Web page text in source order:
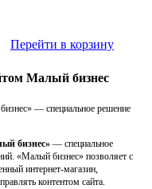
Перейти в корзину
Малый бизнес
— специальное решение
бизнес» — специальное
«Малый бизнес» позволяет с
интернет-магазин,
контентом сайта.